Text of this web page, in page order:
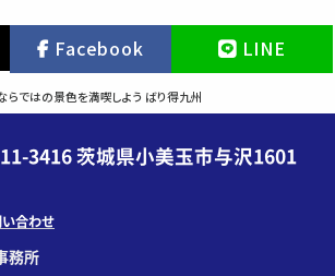
Facebook LINE
らではの景色を満喫しよう ばり得九州
3416 茨城県小美玉市与沢1601
合わせ
務所